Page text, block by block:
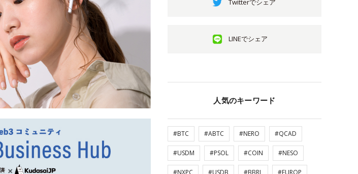
Twitterでシェア
LINEでシェア
人気のキーワード
#BTC #ABTC #NERO #QCAD
#USDM #PSOL #COIN #NESO
#NXPC #USDB #BBRL #EUROP